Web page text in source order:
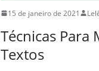
15 de janeiro de 2021
Técnicas Para
Textos